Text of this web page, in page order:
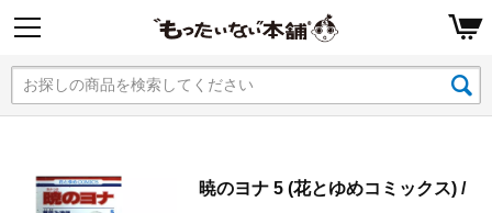
暁のヨナ 5 (花とゆめコミックス) /